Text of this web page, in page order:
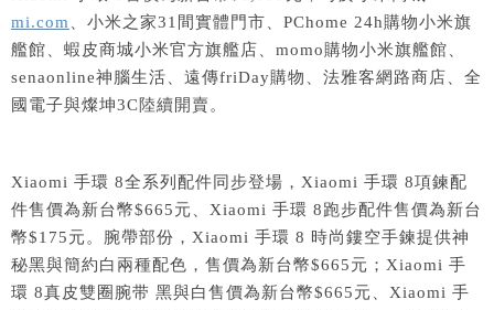
mi.com、小米之家31間實體門市、PChome 24h購物小米旗
艦館、蝦皮商城小米官方旗艦店、momo購物小米旗艦館、
senaonline神腦生活、遠傳friDay購物、法雅客網路商店、全
國電子與燦坤3C陸續開賣。
Xiaomi 手環 8全系列配件同步登場，Xiaomi 手環 8項鍊配
件售價為新台幣$665元、Xiaomi 手環 8跑步配件售價為新台
幣$175元。腕帶部份，Xiaomi 手環 8 時尚鏤空手鍊提供神
秘黑與簡約白兩種配色，售價為新台幣$665元；Xiaomi 手
環 8真皮雙圈腕带 黑與白售價為新台幣$665元、Xiaomi 手